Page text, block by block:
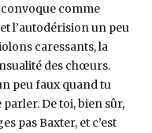
comme
l’autodérision un peu
caressants, la
des chœurs.
peu faux quand tu
De toi, bien sûr,
pas Baxter, et c’est